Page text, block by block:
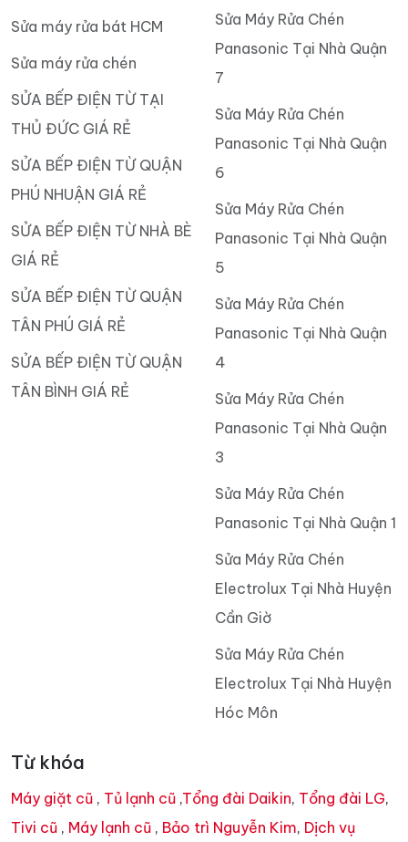
Sửa máy rửa bát HCM
Sửa máy rửa chén
SỬA BẾP ĐIỆN TỪ TẠI
THỦ ĐỨC GIÁ RẺ
SỬA BẾP ĐIỆN TỪ QUẬN
PHÚ NHUẬN GIÁ RẺ
SỬA BẾP ĐIỆN TỪ NHÀ BÈ
GIÁ RẺ
SỬA BẾP ĐIỆN TỪ QUẬN
TÂN PHÚ GIÁ RẺ
SỬA BẾP ĐIỆN TỪ QUẬN
TÂN BÌNH GIÁ RẺ
Sửa Máy Rửa Chén
Panasonic Tại Nhà Quận
7
Sửa Máy Rửa Chén
Panasonic Tại Nhà Quận
6
Sửa Máy Rửa Chén
Panasonic Tại Nhà Quận
5
Sửa Máy Rửa Chén
Panasonic Tại Nhà Quận
4
Sửa Máy Rửa Chén
Panasonic Tại Nhà Quận
3
Sửa Máy Rửa Chén
Panasonic Tại Nhà Quận 1
Sửa Máy Rửa Chén
Electrolux Tại Nhà Huyện
Cần Giờ
Sửa Máy Rửa Chén
Electrolux Tại Nhà Huyện
Hóc Môn
Từ khóa
Máy giặt cũ , Tủ lạnh cũ ,Tổng đài Daikin, Tổng đài LG,
Tivi cũ , Máy lạnh cũ , Bảo trì Nguyễn Kim, Dịch vụ